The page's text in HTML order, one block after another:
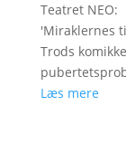
Teatret NEO:
'Miraklernes
Trods
Læs mere